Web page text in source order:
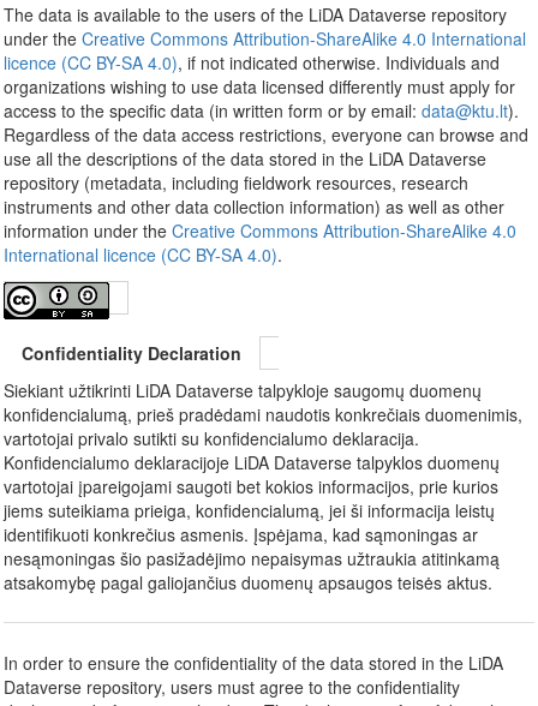
The data is available to the users of the LiDA Dataverse repository
under the Creative Commons Attribution-ShareAlike 4.0 International
licence (CC BY-SA 4.0), if not indicated otherwise. Individuals and
organizations wishing to use data licensed differently must apply for
access to the specific data (in written form or by email: data@ktu.lt).
Regardless of the data access restrictions, everyone can browse and
use all the descriptions of the data stored in the LiDA Dataverse
repository (metadata, including fieldwork resources, research
instruments and other data collection information) as well as other
information under the Creative Commons Attribution-ShareAlike 4.0
International licence (CC BY-SA 4.0).
Confidentiality Declaration
Siekiant užtikrinti LiDA Dataverse talpykloje saugomų duomenų
konfidencialumą, prieš pradėdami naudotis konkrečiais duomenimis,
vartotojai privalo sutikti su konfidencialumo deklaracija.
Konfidencialumo deklaracijoje LiDA Dataverse talpyklos duomenų
vartotojai įpareigojami saugoti bet kokios informacijos, prie kurios
jiems suteikiama prieiga, konfidencialumą, jei ši informacija leistų
identifikuoti konkrečius asmenis. Įspėjama, kad sąmoningas ar
nesąmoningas šio pasižadėjimo nepaisymas užtraukia atitinkamą
atsakomybę pagal galiojančius duomenų apsaugos teisės aktus.
In order to ensure the confidentiality of the data stored in the LiDA
Dataverse repository, users must agree to the confidentiality